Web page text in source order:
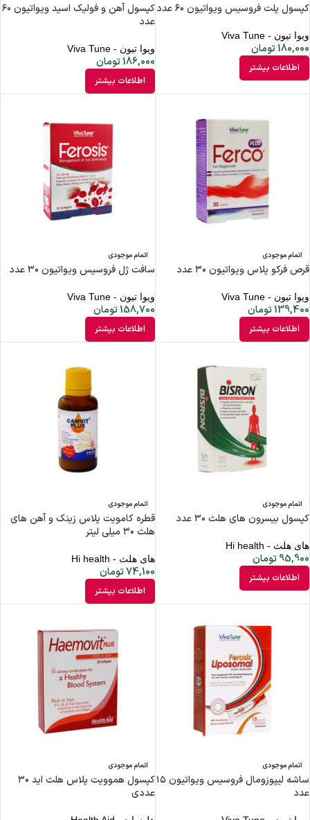
کپسول پلت فروسیس ویواتیون ۶۰ عدد
ویوا تیون - Viva Tune
180,000تومان
اطلاعات بیشتر
کپسول آهن و فولیک اسید ویواتیون ۶۰
عدد
ویوا تیون - Viva Tune
186,000تومان
اطلاعات بیشتر
اتمام موجودی
قرص فرکو پلاس ویواتیون ۳۰ عدد
ویوا تیون - Viva Tune
139,400تومان
اطلاعات بیشتر
اتمام موجودی
سافت ژل فروسیس ویواتیون ۳۰ عدد
ویوا تیون - Viva Tune
158,700تومان
اطلاعات بیشتر
اتمام موجودی
کپسول بیسرون های هلث ۳۰ عدد
های هلث - Hi health
95,900تومان
اطلاعات بیشتر
اتمام موجودی
قطره کامویت پلاس زینک و آهن های
هلث ۳۰ میلی لیتر
های هلث - Hi health
74,100تومان
اطلاعات بیشتر
اتمام موجودی
ساشه لیپوزومال فروسیس ویواتیون ۱۵
عدد
اتمام موجودی
کپسول هموویت پلاس هلث اید ۳۰
عددی